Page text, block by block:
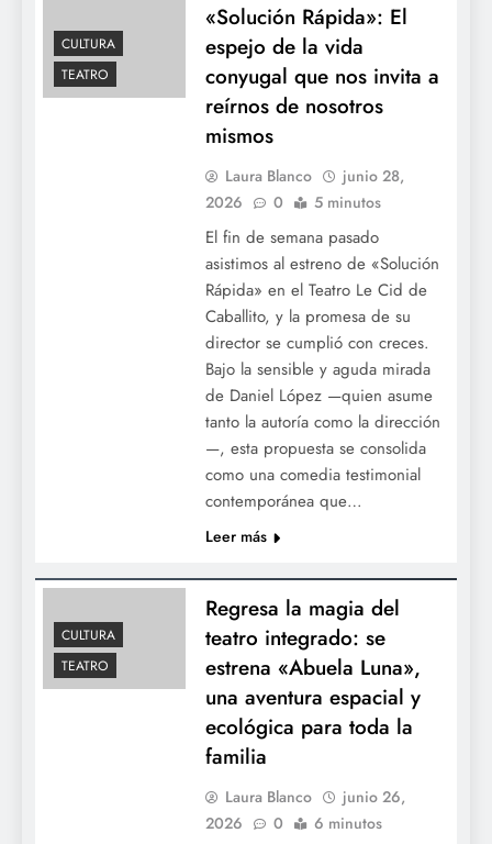
José Luis Espert deberá declarar el 30 de
junio en la causa por presunto lavado de
Los Neuss avanzan sobre la red eléctrica:
una resolución oficial vuelve a exponer a
los empresarios favorecidos por las
privatizaciones de Milei
Endeudarse para gobernar: Milei habilita
otros USD 5.000 millones bajo
jurisdicción de Nueva York
CULTURA
TEATRO
«Solución Rápida»: El
espejo de la vida
conyugal que nos invita a
reírnos de nosotros
mismos
Laura Blanco
junio 28,
2026
0 5 minutos
El fin de semana pasado
asistimos al estreno de «Solución
Rápida» en el Teatro Le Cid de
Caballito, y la promesa de su
director se cumplió con creces.
Bajo la sensible y aguda mirada
de Daniel López —quien asume
tanto la autoría como la dirección
—, esta propuesta se consolida
como una comedia testimonial
contemporánea que…
Leer más
CULTURA
TEATRO
Regresa la magia del
teatro integrado: se
estrena «Abuela Luna»,
una aventura espacial y
ecológica para toda la
familia
Laura Blanco
junio 26,
2026
0 6 minutos